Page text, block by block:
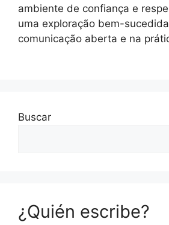
ambiente de confiança e
uma exploração bem-
comunicação aberta e na
Buscar
¿Quién escribe?